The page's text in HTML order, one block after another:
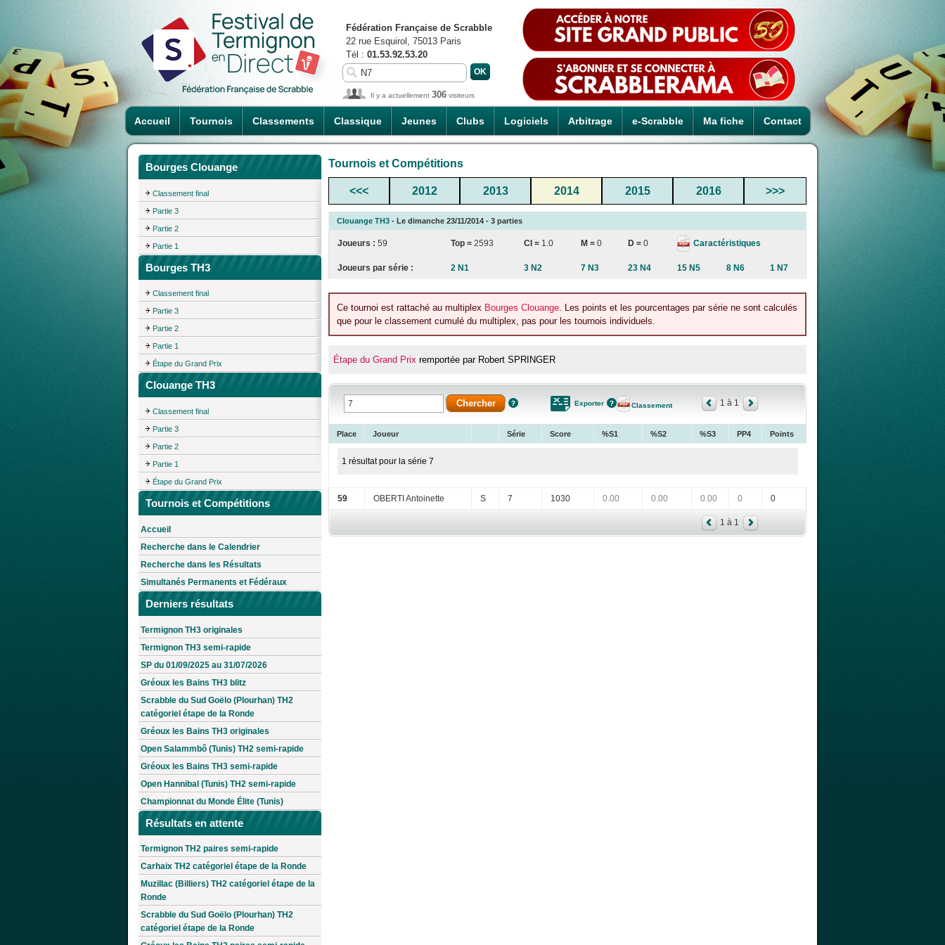
Accueil Tournois Classements Classique Jeunes Clubs Logiciels Arbitrage e-Scrabble Ma fiche Contact
Fédération Française de Scrabble
22 rue Esquirol, 75013 Paris
Tél : 01.53.92.53.20
Il y a actuellement 306 visiteurs
Bourges Clouange
Classement final
Partie 3
Partie 2
Partie 1
Bourges TH3
Classement final
Partie 3
Partie 2
Partie 1
Étape du Grand Prix
Clouange TH3
Classement final
Partie 3
Partie 2
Partie 1
Étape du Grand Prix
Tournois et Compétitions
Accueil
Recherche dans le Calendrier
Recherche dans les Résultats
Simultanés Permanents et Fédéraux
Derniers résultats
Termignon TH3 originales
Termignon TH3 semi-rapide
SP du 01/09/2025 au 31/07/2026
Gréoux les Bains TH3 blitz
Scrabble du Sud Goëlo (Plourhan) TH2
catégoriel étape de la Ronde
Gréoux les Bains TH3 originales
Open Salammbô (Tunis) TH2 semi-rapide
Gréoux les Bains TH3 semi-rapide
Open Hannibal (Tunis) TH2 semi-rapide
Championnat du Monde Élite (Tunis)
Résultats en attente
Termignon TH2 paires semi-rapide
Carhaix TH2 catégoriel étape de la Ronde
Muzillac (Billiers) TH2 catégoriel étape de la
Ronde
Scrabble du Sud Goëlo (Plourhan) TH2
catégoriel étape de la Ronde
Tournois et Compétitions
<<< 2012 2013 2014 2015 2016 >>>
Clouange TH3 - Le dimanche 23/11/2014 - 3 parties
Joueurs : 59 Top = 2593 CI = 1.0 M = 0 D = 0 Caractéristiques
Joueurs par série : 2 N1 3 N2 7 N3 23 N4 15 N5 8 N6 1 N7
Ce tournoi est rattaché au multiplex Bourges Clouange. Les points et les pourcentages par série ne sont calculés
que pour le classement cumulé du multiplex, pas pour les tournois individuels.
Étape du Grand Prix remportée par Robert SPRINGER
Exporter Classement 1 à 1
Place Joueur Série Score %S1 %S2 %S3 PP4 Points
1 résultat pour la série 7
59 OBERTI Antoinette S 7 1030 0.00 0.00 0.00 0 0
1 à 1